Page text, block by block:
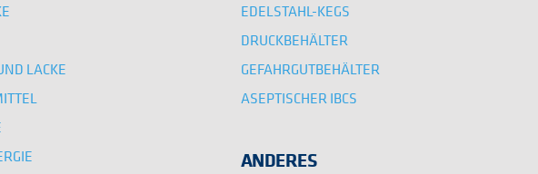
LACKE
EDELSTAHL-KEGS
DRUCKBEHÄLTER
GEFAHRGUTBEHÄLTER
ASEPTISCHER IBCS
ANDERES